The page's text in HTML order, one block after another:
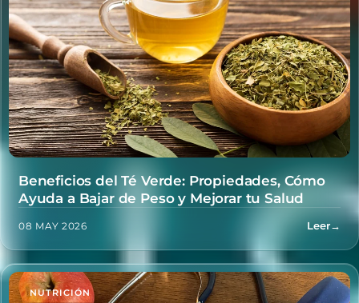
Beneficios del Té Verde: Propiedades, Cómo
Ayuda a Bajar de Peso y Mejorar tu Salud
08 MAY 2026 Leer→
NUTRICIÓN